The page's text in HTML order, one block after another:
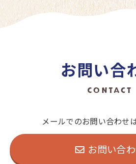
お問い合
CONTACT
メールでのお問い合わせ
お問い合